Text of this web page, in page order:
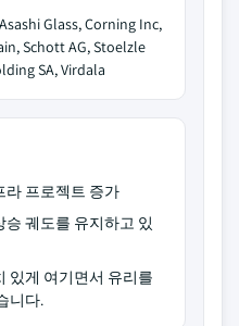
Glass, Corning Inc,
Schott AG, Stoelzle
SA, Virdala
라 프로젝트 증가
궤도를 유지하고 있
있게 여기면서 유리를
니다.